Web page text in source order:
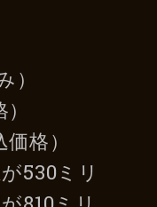
）
格）
が530ミリ